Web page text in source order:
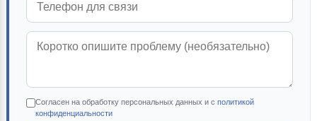
Согласен на обработку персональных данных и с политикой
конфиденциальности